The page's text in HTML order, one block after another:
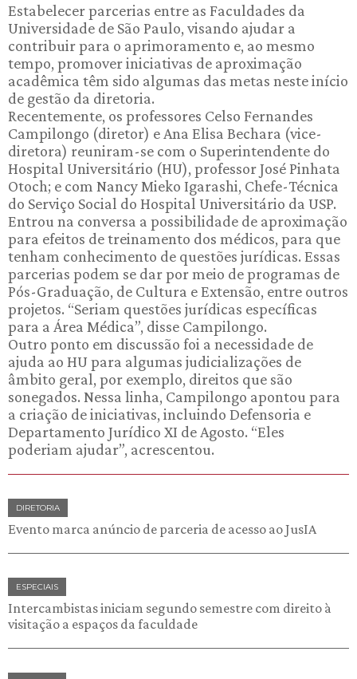
Estabelecer parcerias entre as Faculdades da
Universidade de São Paulo, visando ajudar a
contribuir para o aprimoramento e, ao mesmo
tempo, promover iniciativas de aproximação
acadêmica têm sido algumas das metas neste início
de gestão da diretoria.
Recentemente, os professores Celso Fernandes
Campilongo (diretor) e Ana Elisa Bechara (vice-
diretora) reuniram-se com o Superintendente do
Hospital Universitário (HU), professor José Pinhata
Otoch; e com Nancy Mieko Igarashi, Chefe-Técnica
do Serviço Social do Hospital Universitário da USP.
Entrou na conversa a possibilidade de aproximação
para efeitos de treinamento dos médicos, para que
tenham conhecimento de questões jurídicas. Essas
parcerias podem se dar por meio de programas de
Pós-Graduação, de Cultura e Extensão, entre outros
projetos. “Seriam questões jurídicas específicas
para a Área Médica”, disse Campilongo.
Outro ponto em discussão foi a necessidade de
ajuda ao HU para algumas judicializações de
âmbito geral, por exemplo, direitos que são
sonegados. Nessa linha, Campilongo apontou para
a criação de iniciativas, incluindo Defensoria e
Departamento Jurídico XI de Agosto. “Eles
poderiam ajudar”, acrescentou.
DIRETORIA
Evento marca anúncio de parceria de acesso ao JusIA
ESPECIAIS
Intercambistas iniciam segundo semestre com direito à
visitação a espaços da faculdade